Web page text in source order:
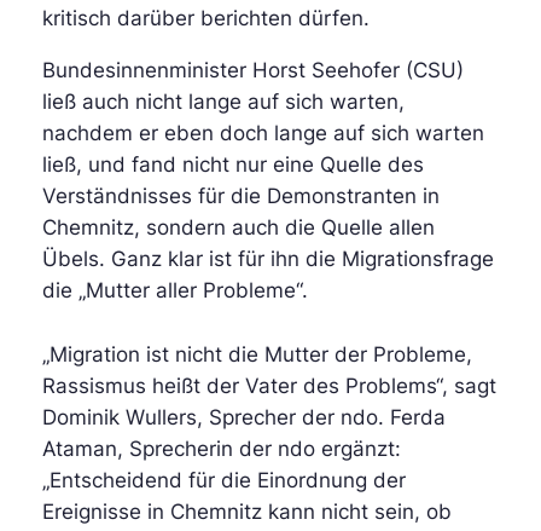
kritisch darüber berichten dürfen.
Bundesinnenminister Horst Seehofer (CSU)
ließ auch nicht lange auf sich warten,
nachdem er eben doch lange auf sich warten
ließ, und fand nicht nur eine Quelle des
Verständnisses für die Demonstranten in
Chemnitz, sondern auch die Quelle allen
Übels. Ganz klar ist für ihn die Migrationsfrage
die „Mutter aller Probleme“.
„Migration ist nicht die Mutter der Probleme,
Rassismus heißt der Vater des Problems“, sagt
Dominik Wullers, Sprecher der ndo. Ferda
Ataman, Sprecherin der ndo ergänzt:
„Entscheidend für die Einordnung der
Ereignisse in Chemnitz kann nicht sein, ob